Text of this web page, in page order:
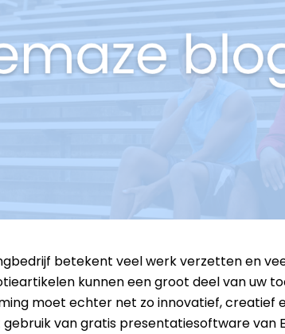
betekent veel werk verzetten en
kunnen een groot deel van uw
moet echter net zo innovatief, creatief
gebruik van gratis presentatiesoftware van